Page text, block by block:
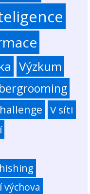
Výzkum
V síti
výchova